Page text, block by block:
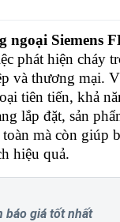
ngoại Siemens
phát hiện cháy
và thương mại.
tiên tiến, khả
lắp đặt, sản
mà còn giúp
hiệu quả.
báo giá tốt nhất